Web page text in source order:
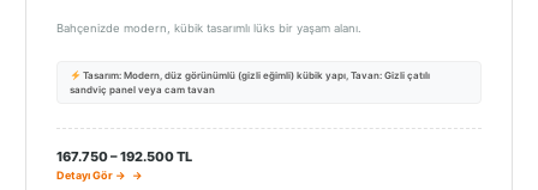
Bahçenizde modern, kübik tasarımlı lüks bir yaşam alanı.
Tasarım: Modern, düz görünümlü (gizli eğimli) kübik yapı, Tavan: Gizli çatılı
sandviç panel veya cam tavan
167.750 – 192.500 TL
Detayı Gör →